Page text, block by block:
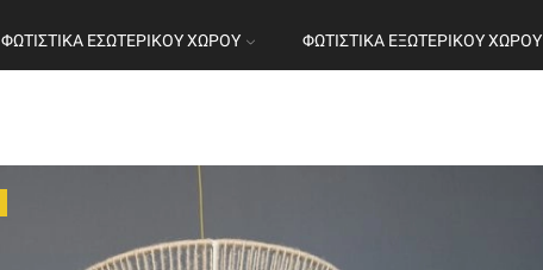
ΦΩΤΙΣΤΙΚΆ ΕΣΩΤΕΡΙΚΟΎ ΧΏΡΟΥ ΦΩΤΙΣΤΙΚΆ ΕΞΩΤΕΡΙΚΟΎ ΧΏΡΟΥ